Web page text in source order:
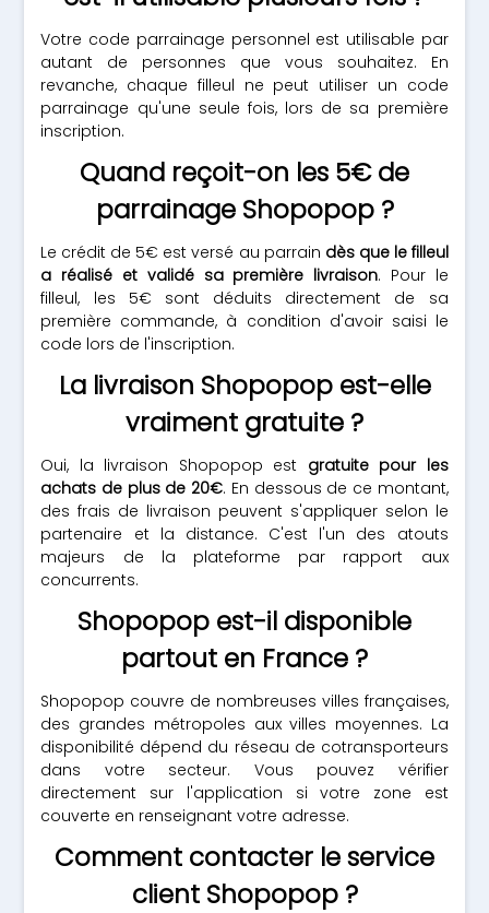
Votre code parrainage personnel est utilisable par
autant de personnes que vous souhaitez. En
revanche, chaque filleul ne peut utiliser un code
parrainage qu'une seule fois, lors de sa première
inscription.
Quand reçoit-on les 5€ de
parrainage Shopopop ?
Le crédit de 5€ est versé au parrain dès que le filleul
a réalisé et validé sa première livraison. Pour le
filleul, les 5€ sont déduits directement de sa
première commande, à condition d'avoir saisi le
code lors de l'inscription.
La livraison Shopopop est-elle
vraiment gratuite ?
Oui, la livraison Shopopop est gratuite pour les
achats de plus de 20€. En dessous de ce montant,
des frais de livraison peuvent s'appliquer selon le
partenaire et la distance. C'est l'un des atouts
majeurs de la plateforme par rapport aux
concurrents.
Shopopop est-il disponible
partout en France ?
Shopopop couvre de nombreuses villes françaises,
des grandes métropoles aux villes moyennes. La
disponibilité dépend du réseau de cotransporteurs
dans votre secteur. Vous pouvez vérifier
directement sur l'application si votre zone est
couverte en renseignant votre adresse.
Comment contacter le service
client Shopopop ?